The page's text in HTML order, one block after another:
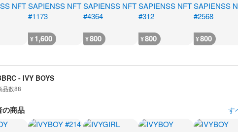
¥1,600 ¥800 ¥800 ¥800
- IVY BOYS
品数88
の商品 す